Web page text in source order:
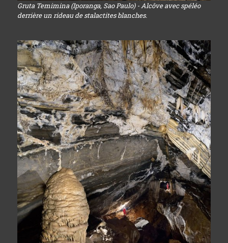
Gruta Temimina (Iporanga, Sao Paulo) - Alcôve avec spéléo
derrière un rideau de stalactites blanches.